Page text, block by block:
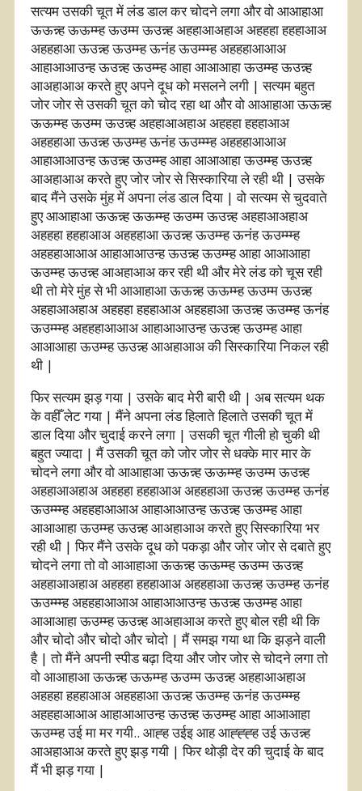
सत्यम उसकी चूत में लंड डाल कर चोदने लगा और वो आआहाआ
ऊऊन्न्ह ऊऊम्म्ह ऊउम्म ऊउन्न्ह अहहाआअहाअ अहहहा हहहाआअ
अहहहाआ ऊउन्न्ह ऊउम्म्ह ऊनंह ऊउम्म्म्ह अहहहाआआअ
आहाआआउन्ह ऊउन्न्ह ऊउम्म्ह आहा आआआहा ऊउम्म्ह ऊउन्न्ह
आअहाआअ करते हुए अपने दूध को मसलने लगी | सत्यम बहुत
जोर जोर से उसकी चूत को चोद रहा था और वो आआहाआ ऊऊन्न्ह
ऊऊम्म्ह ऊउम्म ऊउन्न्ह अहहाआअहाअ अहहहा हहहाआअ
अहहहाआ ऊउन्न्ह ऊउम्म्ह ऊनंह ऊउम्म्म्ह अहहहाआआअ
आहाआआउन्ह ऊउन्न्ह ऊउम्म्ह आहा आआआहा ऊउम्म्ह ऊउन्न्ह
आअहाआअ करते हुए जोर जोर से सिस्कारिया ले रही थी | उसके
बाद मैंने उसके मुंह में अपना लंड डाल दिया | वो सत्यम से चुदवाते
हुए आआहाआ ऊऊन्न्ह ऊऊम्म्ह ऊउम्म ऊउन्न्ह अहहाआअहाअ
अहहहा हहहाआअ अहहहाआ ऊउन्न्ह ऊउम्म्ह ऊनंह ऊउम्म्म्ह
अहहहाआआअ आहाआआउन्ह ऊउन्न्ह ऊउम्म्ह आहा आआआहा
ऊउम्म्ह ऊउन्न्ह आअहाआअ कर रही थी और मेरे लंड को चूस रही
थी तो मेरे मुंह से भी आआहाआ ऊऊन्न्ह ऊऊम्म्ह ऊउम्म ऊउन्न्ह
अहहाआअहाअ अहहहा हहहाआअ अहहहाआ ऊउन्न्ह ऊउम्म्ह ऊनंह
ऊउम्म्म्ह अहहहाआआअ आहाआआउन्ह ऊउन्न्ह ऊउम्म्ह आहा
आआआहा ऊउम्म्ह ऊउन्न्ह आअहाआअ की सिस्कारिया निकल रही
थी |
फिर सत्यम झड़ गया | उसके बाद मेरी बारी थी | अब सत्यम थक
के वहीँ लेट गया | मैंने अपना लंड हिलाते हिलाते उसकी चूत में
डाल दिया और चुदाई करने लगा | उसकी चूत गीली हो चुकी थी
बहुत ज्यादा | मैं उसकी चूत को जोर जोर से धक्के मार मार के
चोदने लगा और वो आआहाआ ऊऊन्न्ह ऊऊम्म्ह ऊउम्म ऊउन्न्ह
अहहाआअहाअ अहहहा हहहाआअ अहहहाआ ऊउन्न्ह ऊउम्म्ह ऊनंह
ऊउम्म्म्ह अहहहाआआअ आहाआआउन्ह ऊउन्न्ह ऊउम्म्ह आहा
आआआहा ऊउम्म्ह ऊउन्न्ह आअहाआअ करते हुए सिस्कारिया भर
रही थी | फिर मैंने उसके दूध को पकड़ा और जोर जोर से दबाते हुए
चोदने लगा तो वो आआहाआ ऊऊन्न्ह ऊऊम्म्ह ऊउम्म ऊउन्न्ह
अहहाआअहाअ अहहहा हहहाआअ अहहहाआ ऊउन्न्ह ऊउम्म्ह ऊनंह
ऊउम्म्म्ह अहहहाआआअ आहाआआउन्ह ऊउन्न्ह ऊउम्म्ह आहा
आआआहा ऊउम्म्ह ऊउन्न्ह आअहाआअ करते हुए बोल रही थी कि
और चोदो और चोदो और चोदो | मैं समझ गया था कि झड़ने वाली
है | तो मैंने अपनी स्पीड बढ़ा दिया और जोर जोर से चोदने लगा तो
वो आआहाआ ऊऊन्न्ह ऊऊम्म्ह ऊउम्म ऊउन्न्ह अहहाआअहाअ
अहहहा हहहाआअ अहहहाआ ऊउन्न्ह ऊउम्म्ह ऊनंह ऊउम्म्म्ह
अहहहाआआअ आहाआआउन्ह ऊउन्न्ह ऊउम्म्ह आहा आआआहा
ऊउम्म्ह उई मा मर गयी.. आह्ह उईइ आह आह्ह्ह्ह उई ऊउन्न्ह
आअहाआअ करते हुए झड़ गयी | फिर थोड़ी देर की चुदाई के बाद
मैं भी झड़ गया |